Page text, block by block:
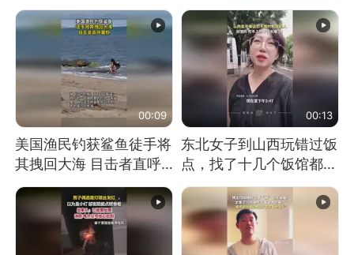
00:09
美国渔民钓获鲨鱼徒手将
其拽回大海 目击者直呼
震惊 （视频来源：参考
消息）
00:13
东北女子到山西玩错过饭
点，找了十几个饭馆都没
开门：午休到几点